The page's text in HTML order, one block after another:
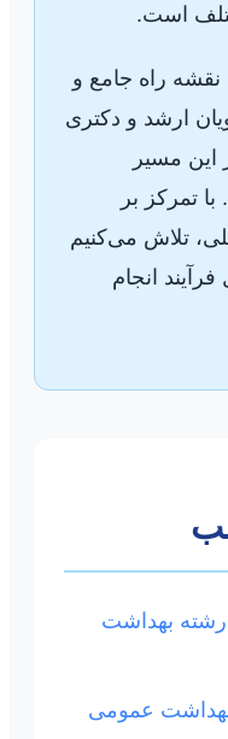
است.
نقشه راه جامع و
ارشد و دکتری
مسیر
تمرکز بر
تلاش می‌کنیم
انجام
رشته بهداشت
بهداشت عمومی